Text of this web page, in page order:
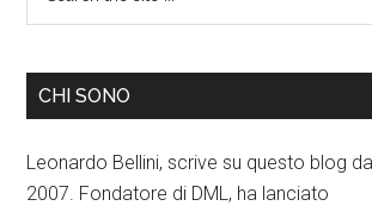
CHI SONO
Leonardo Bellini, scrive su questo blog
2007. Fondatore di DML, ha lanciato